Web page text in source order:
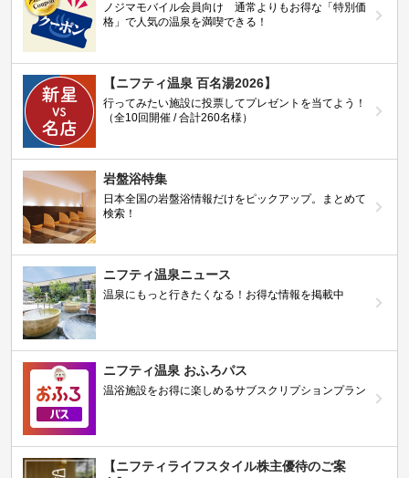
ノジマモバイル会員向け 通常よりもお得な「特別価
格」で人気の温泉を満喫できる！
【ニフティ温泉 百名湯2026】
行ってみたい施設に投票してプレゼントを当てよう！
（全10回開催 / 合計260名様）
岩盤浴特集
日本全国の岩盤浴情報だけをピックアップ。まとめて
検索！
ニフティ温泉ニュース
温泉にもっと行きたくなる！お得な情報を掲載中
ニフティ温泉 おふろパス
温浴施設をお得に楽しめるサブスクリプションプラン
【ニフティライフスタイル株主優待のご案